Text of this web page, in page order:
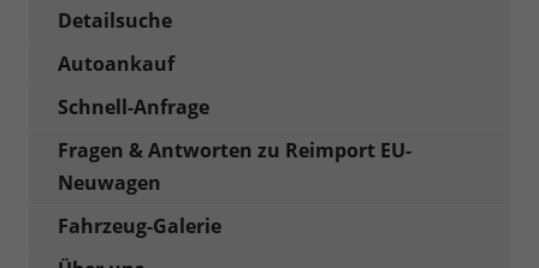
Detailsuche
Autoankauf
Schnell-Anfrage
Fragen & Antworten zu Reimport EU-
Neuwagen
Fahrzeug-Galerie